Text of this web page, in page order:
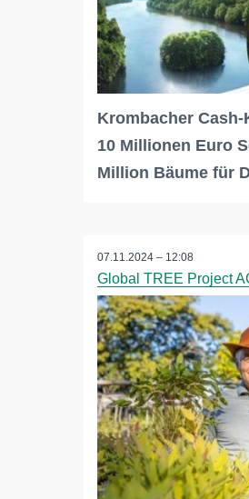
Krombacher
10 Millionen Euro
Million Bäume für
07.11.2024 – 12:08
Global TREE Project